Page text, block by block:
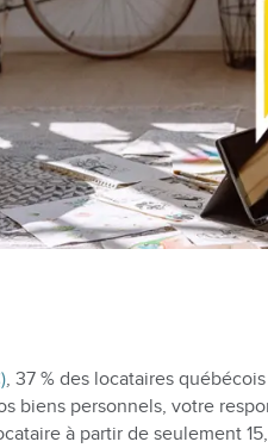
, 37 % des locataires québécois
biens personnels, votre
à partir de seulement